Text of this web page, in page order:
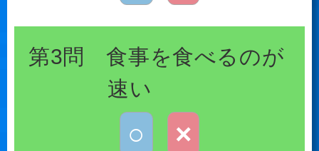
第3問 食事を食べるのが
速い
○ ×